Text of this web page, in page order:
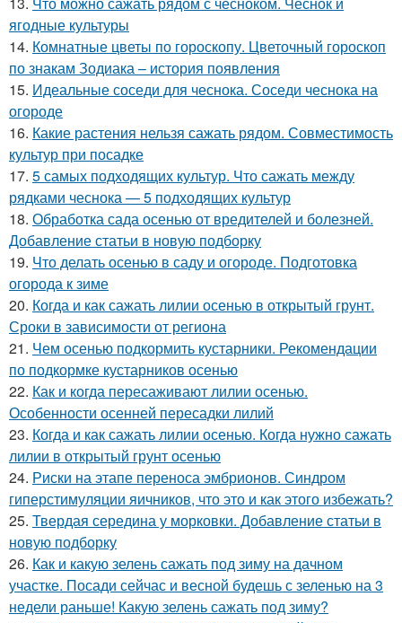
ягодные культуры
14. Комнатные цветы по гороскопу. Цветочный гороскоп
по знакам Зодиака – история появления
15. Идеальные соседи для чеснока. Соседи чеснока на
огороде
16. Какие растения нельзя сажать рядом. Совместимость
культур при посадке
17. 5 самых подходящих культур. Что сажать между
рядками чеснока — 5 подходящих культур
18. Обработка сада осенью от вредителей и болезней.
Добавление статьи в новую подборку
19. Что делать осенью в саду и огороде. Подготовка
огорода к зиме
20. Когда и как сажать лилии осенью в открытый грунт.
Сроки в зависимости от региона
21. Чем осенью подкормить кустарники. Рекомендации
по подкормке кустарников осенью
22. Как и когда пересаживают лилии осенью.
Особенности осенней пересадки лилий
23. Когда и как сажать лилии осенью. Когда нужно сажать
лилии в открытый грунт осенью
24. Риски на этапе переноса эмбрионов. Синдром
гиперстимуляции яичников, что это и как этого избежать?
25. Твердая середина у морковки. Добавление статьи в
новую подборку
26. Как и какую зелень сажать под зиму на дачном
участке. Посади сейчас и весной будешь с зеленью на 3
недели раньше! Какую зелень сажать под зиму?